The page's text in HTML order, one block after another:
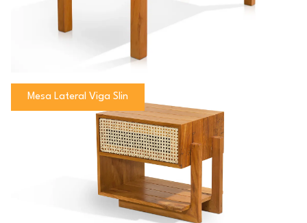
Mesa Lateral Viga Slin